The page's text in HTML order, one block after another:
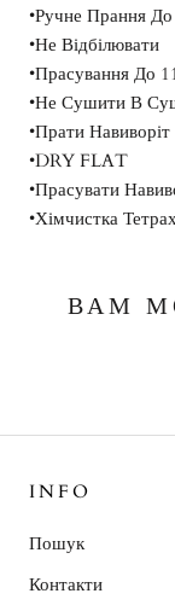
•Ручне Прання
•Не Відбілювати
•Прасування До
•Не Сушити В
•Прати Навиворіт
•DRY FLAT
•Прасувати
•Хімчистка
ВАМ
INFO
Пошук
Контакти